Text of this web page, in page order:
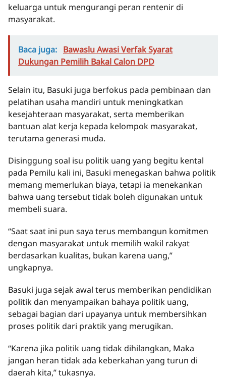
keluarga untuk mengurangi peran rentenir di
masyarakat.
Baca juga: Bawaslu Awasi Verfak Syarat
Dukungan Pemilih Bakal Calon DPD
Selain itu, Basuki juga berfokus pada pembinaan dan
pelatihan usaha mandiri untuk meningkatkan
kesejahteraan masyarakat, serta memberikan
bantuan alat kerja kepada kelompok masyarakat,
terutama generasi muda.
Disinggung soal isu politik uang yang begitu kental
pada Pemilu kali ini, Basuki menegaskan bahwa politik
memang memerlukan biaya, tetapi ia menekankan
bahwa uang tersebut tidak boleh digunakan untuk
membeli suara.
“Saat saat ini pun saya terus membangun komitmen
dengan masyarakat untuk memilih wakil rakyat
berdasarkan kualitas, bukan karena uang,”
ungkapnya.
Basuki juga sejak awal terus memberikan pendidikan
politik dan menyampaikan bahaya politik uang,
sebagai bagian dari upayanya untuk membersihkan
proses politik dari praktik yang merugikan.
“Karena jika politik uang tidak dihilangkan, Maka
jangan heran tidak ada keberkahan yang turun di
daerah kita,” tukasnya.